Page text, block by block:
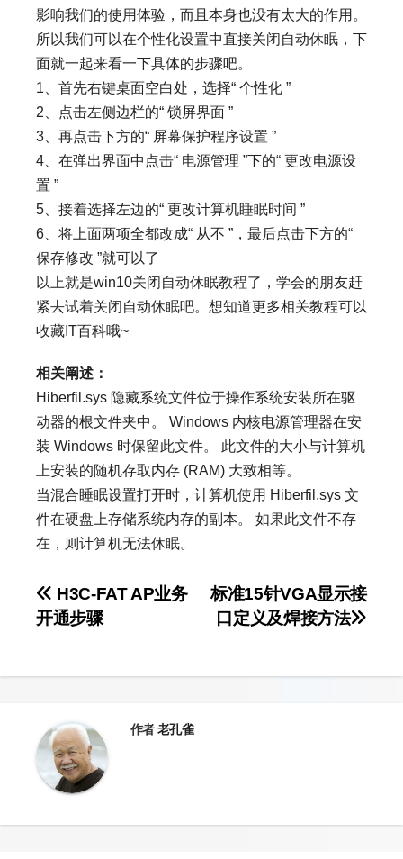
影响我们的使用体验，而且本身也没有太大的作用。
所以我们可以在个性化设置中直接关闭自动休眠，下
面就一起来看一下具体的步骤吧。
1、首先右键桌面空白处，选择“ 个性化 ”
2、点击左侧边栏的“ 锁屏界面 ”
3、再点击下方的“ 屏幕保护程序设置 ”
4、在弹出界面中点击“ 电源管理 ”下的“ 更改电源设
置 ”
5、接着选择左边的“ 更改计算机睡眠时间 ”
6、将上面两项全都改成“ 从不 ”，最后点击下方的“
保存修改 ”就可以了
以上就是win10关闭自动休眠教程了，学会的朋友赶
紧去试着关闭自动休眠吧。想知道更多相关教程可以
收藏IT百科哦~
相关阐述：
Hiberfil.sys 隐藏系统文件位于操作系统安装所在驱
动器的根文件夹中。 Windows 内核电源管理器在安
装 Windows 时保留此文件。 此文件的大小与计算机
上安装的随机存取内存 (RAM) 大致相等。
当混合睡眠设置打开时，计算机使用 Hiberfil.sys 文
件在硬盘上存储系统内存的副本。 如果此文件不存
在，则计算机无法休眠。
文
章
导
标准15针VGA显示接
口定义及焊接方法
H3C-FAT AP业务
开通步骤
作者老孔雀